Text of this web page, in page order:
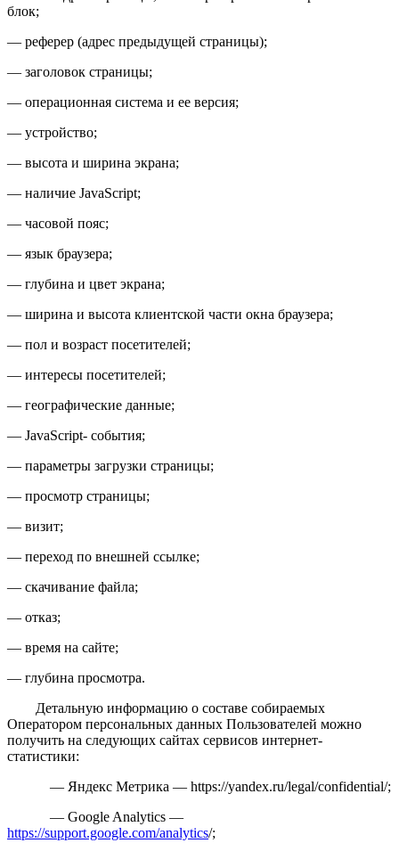
блок;
— реферер (адрес предыдущей страницы);
— заголовок страницы;
— операционная система и ее версия;
— устройство;
— высота и ширина экрана;
— наличие JavaScript;
— часовой пояс;
— язык браузера;
— глубина и цвет экрана;
— ширина и высота клиентской части окна браузера;
— пол и возраст посетителей;
— интересы посетителей;
— географические данные;
— JavaScript- события;
— параметры загрузки страницы;
— просмотр страницы;
— визит;
— переход по внешней ссылке;
— скачивание файла;
— отказ;
— время на сайте;
— глубина просмотра.
Детальную информацию о составе собираемых
Оператором персональных данных Пользователей можно
получить на следующих сайтах сервисов интернет-
статистики:
— Яндекс Метрика — https://yandex.ru/legal/confidential/;
— Google Analytics —
https://support.google.com/analytics/;